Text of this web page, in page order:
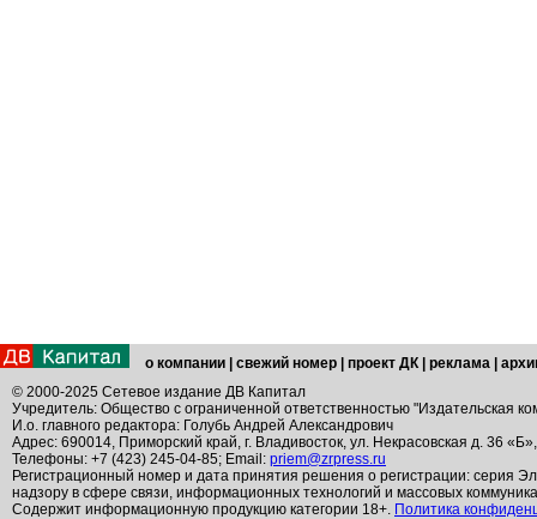
о компании свежий номер проект ДК реклама
© 2000-2025 Сетевое издание ДВ Капитал
Учредитель: Общество с ограниченной ответственностью "Издательская
И.о. главного редактора: Голубь Андрей Александрович
Адрес: 690014, Приморский край, г. Владивосток, ул. Некрасовская д. 36
Телефоны: +7 (423) 245-04-85; Email: priem@zrpress.ru
Регистрационный номер и дата принятия решения о регистрации: серия
надзору в сфере связи, информационных технологий и массовых
Содержит информационную продукцию категории 18+. Политика